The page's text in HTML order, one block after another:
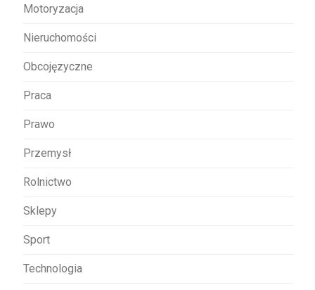
Motoryzacja
Nieruchomości
Obcojęzyczne
Praca
Prawo
Przemysł
Rolnictwo
Sklepy
Sport
Technologia